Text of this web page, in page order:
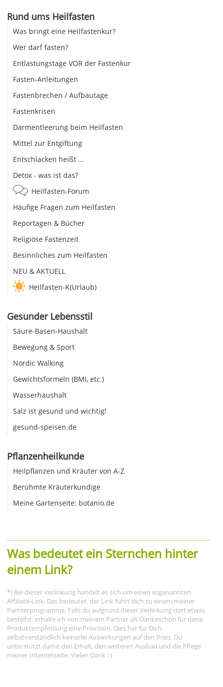
Rund ums Heilfasten
Was bringt eine Heilfastenkur?
Wer darf fasten?
Entlastungstage VOR der Fastenkur
Fasten-Anleitungen
Fastenbrechen / Aufbautage
Fastenkrisen
Darmentleerung beim Heilfasten
Mittel zur Entgiftung
Entschlacken heißt ...
Detox - was ist das?
Heilfasten-Forum
Häufige Fragen zum Heilfasten
Reportagen & Bücher
Religiöse Fastenzeit
Besinnliches zum Heilfasten
NEU & AKTUELL
Heilfasten-K(Urlaub)
Gesunder Lebensstil
Säure-Basen-Haushalt
Bewegung & Sport
Nordic Walking
Gewichtsformeln (BMI, etc.)
Wasserhaushalt
Salz ist gesund und wichtig!
gesund-speisen.de
Pflanzenheilkunde
Heilpflanzen und Kräuter von A-Z
Berühmte Kräuterkundige
Meine Gartenseite: botanio.de
Was bedeutet ein Sternchen hinter
einem Link?
*) Bei dieser Verlinkung handelt es sich um einen sogenannten
Affiliate-Link. Das bedeutet, der Link führt dich zu einem meiner
Partnerprogramme. Falls du aufgrund dieser Verlinkung dort etwas
bestellst, erhalte ich von meinem Partner als Dankeschön für diese
Produktempfehlung eine Provision. Dies hat für Dich
selbstverständlich keinerlei Auswirkungen auf den Preis. Du
unterstützt damit den Erhalt, den weiteren Ausbau und die Pflege
meiner Internetseite. Vielen Dank :-)